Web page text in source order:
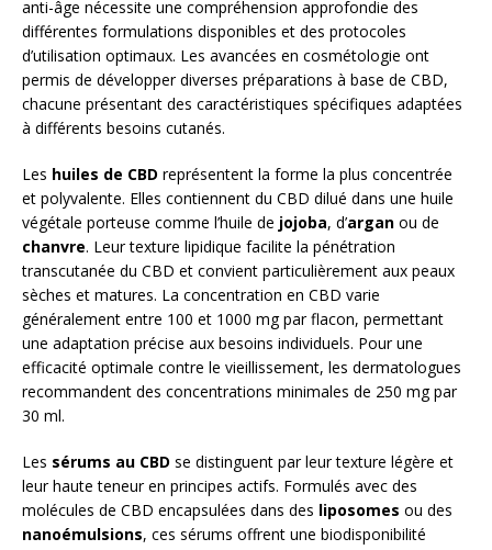
anti-âge nécessite une compréhension approfondie des
différentes formulations disponibles et des protocoles
d’utilisation optimaux. Les avancées en cosmétologie ont
permis de développer diverses préparations à base de CBD,
chacune présentant des caractéristiques spécifiques adaptées
à différents besoins cutanés.
Les huiles de CBD représentent la forme la plus concentrée
et polyvalente. Elles contiennent du CBD dilué dans une huile
végétale porteuse comme l’huile de jojoba, d’argan ou de
chanvre. Leur texture lipidique facilite la pénétration
transcutanée du CBD et convient particulièrement aux peaux
sèches et matures. La concentration en CBD varie
généralement entre 100 et 1000 mg par flacon, permettant
une adaptation précise aux besoins individuels. Pour une
efficacité optimale contre le vieillissement, les dermatologues
recommandent des concentrations minimales de 250 mg par
30 ml.
Les sérums au CBD se distinguent par leur texture légère et
leur haute teneur en principes actifs. Formulés avec des
molécules de CBD encapsulées dans des liposomes ou des
nanoémulsions, ces sérums offrent une biodisponibilité